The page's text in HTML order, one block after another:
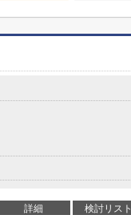
詳細
検討リスト